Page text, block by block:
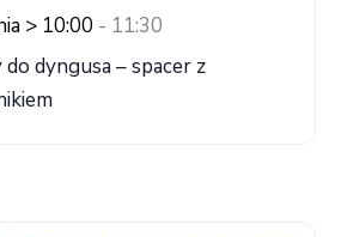
dyngusa – spacer z
> 10:00 - 11:30